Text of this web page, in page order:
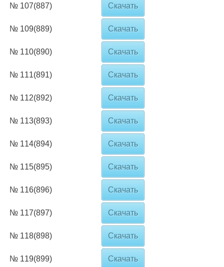
№ 107(887) Скачать
№ 109(889) Скачать
№ 110(890) Скачать
№ 111(891) Скачать
№ 112(892) Скачать
№ 113(893) Скачать
№ 114(894) Скачать
№ 115(895) Скачать
№ 116(896) Скачать
№ 117(897) Скачать
№ 118(898) Скачать
№ 119(899) Скачать